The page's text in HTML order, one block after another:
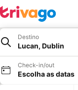
Destino
Lucan, Dublin
Check-in/out
Escolha as datas